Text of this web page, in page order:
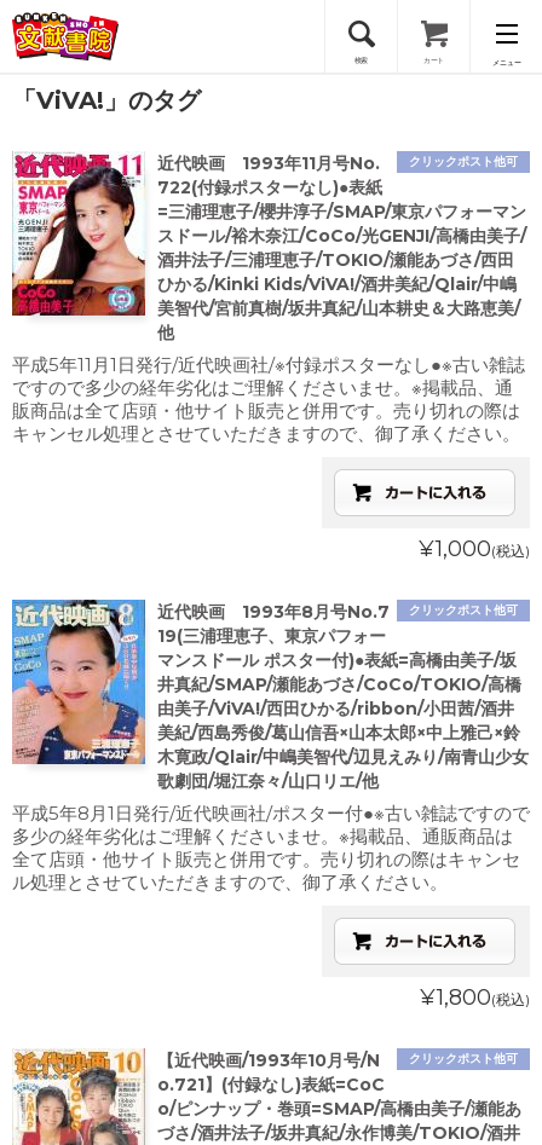
検索 カート メニュー
会員登録
ログイン
「ViVA!」のタグ
クリックポスト他可
近代映画 1993年11月号No.
722(付録ポスターなし)●表紙
=三浦理恵子/櫻井淳子/SMAP/東京パフォーマン
スドール/裕木奈江/CoCo/光GENJI/高橋由美子/
酒井法子/三浦理恵子/TOKIO/瀬能あづさ/西田
ひかる/Kinki Kids/ViVA!/酒井美紀/Qlair/中嶋
美智代/宮前真樹/坂井真紀/山本耕史＆大路恵美/
他
平成5年11月1日発行/近代映画社/※付録ポスターなし●※古い雑誌
ですので多少の経年劣化はご理解くださいませ。※掲載品、通
販商品は全て店頭・他サイト販売と併用です。売り切れの際は
キャンセル処理とさせていただきますので、御了承ください。
¥1,000(税込)
クリックポスト他可
近代映画 1993年8月号No.7
19(三浦理恵子、東京パフォー
マンスドール ポスター付)●表紙=高橋由美子/坂
井真紀/SMAP/瀬能あづさ/CoCo/TOKIO/高橋
由美子/ViVA!/西田ひかる/ribbon/小田茜/酒井
美紀/西島秀俊/葛山信吾×山本太郎×中上雅己×鈴
木寛政/Qlair/中嶋美智代/辺見えみり/南青山少女
歌劇団/堀江奈々/山口リエ/他
平成5年8月1日発行/近代映画社/ポスター付●※古い雑誌ですので
多少の経年劣化はご理解くださいませ。※掲載品、通販商品は
全て店頭・他サイト販売と併用です。売り切れの際はキャンセ
ル処理とさせていただきますので、御了承ください。
¥1,800(税込)
クリックポスト他可
【近代映画/1993年10月号/N
o.721】(付録なし)表紙=CoC
o/ピンナップ・巻頭=SMAP/高橋由美子/瀬能あ
づさ/酒井法子/坂井真紀/永作博美/TOKIO/酒井